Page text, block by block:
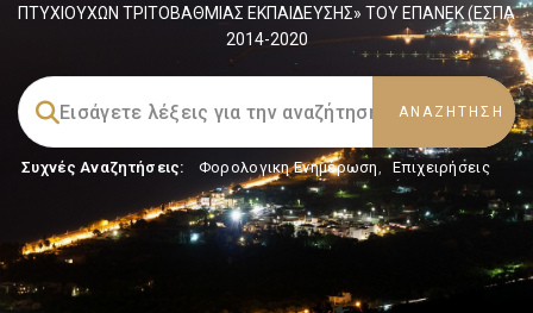
ΠΤΥΧΙΟΥΧΩΝ ΤΡΙΤΟΒΑΘΜΙΑΣ ΕΚΠΑΙΔΕΥΣΗΣ» ΤΟΥ ΕΠΑΝΕΚ (ΕΣΠΑ
2014-2020
Συχνές Αναζητήσεις: Φορολογικη Ενημέρωση, Επιχειρήσεις